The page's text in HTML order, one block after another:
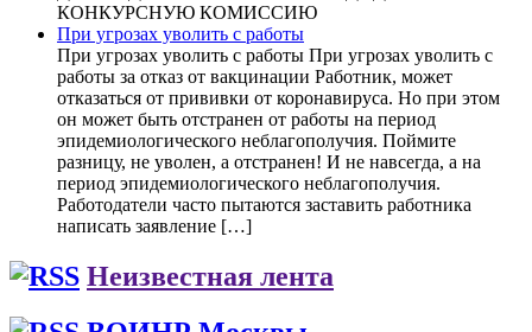
КОНКУРСНУЮ КОМИССИЮ
При угрозах уволить с работы
При угрозах уволить с работы При угрозах уволить с
работы за отказ от вакцинации Работник, может
отказаться от прививки от коронавируса. Но при этом
он может быть отстранен от работы на период
эпидемиологического неблагополучия. Поймите
разницу, не уволен, а отстранен! И не навсегда, а на
период эпидемиологического неблагополучия.
Работодатели часто пытаются заставить работника
написать заявление […]
Неизвестная лента